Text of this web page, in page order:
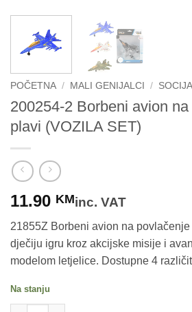
POČETNA / MALI GENIJALCI /
200254-2 Borbeni avion
plavi (VOZILA SET)
11.90 KMinc. VAT
21855Z Borbeni avion na
dječiju igru kroz akcijske misije i
modelom letjelice. Dostupne 4
Na stanju